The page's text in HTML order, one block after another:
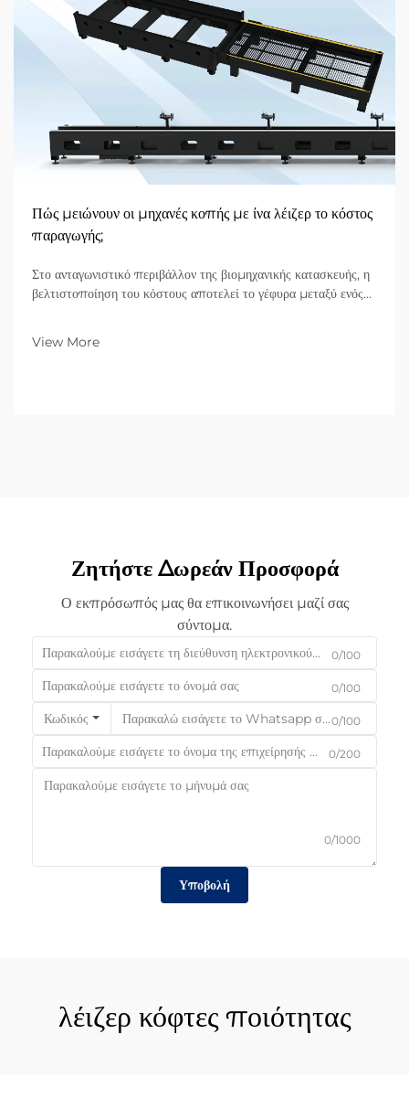
Πώς μειώνουν οι μηχανές κοπής με ίνα λέιζερ το κόστος
παραγωγής;
Στο ανταγωνιστικό περιβάλλον της βιομηχανικής κατασκευής, η
βελτιστοποίηση του κόστους αποτελεί το γέφυρα μεταξύ ενός
κατεργασία μετάλλων, ο εξοπλισμός που βρίσκεται στην
View More
Ζητήστε Δωρεάν Προσφορά
Ο εκπρόσωπός μας θα επικοινωνήσει μαζί σας
σύντομα.
0/100
0/100
Κωδικός 0/100
0/200
0/1000
Υποβολή
λέιζερ κόφτες ποιότητας